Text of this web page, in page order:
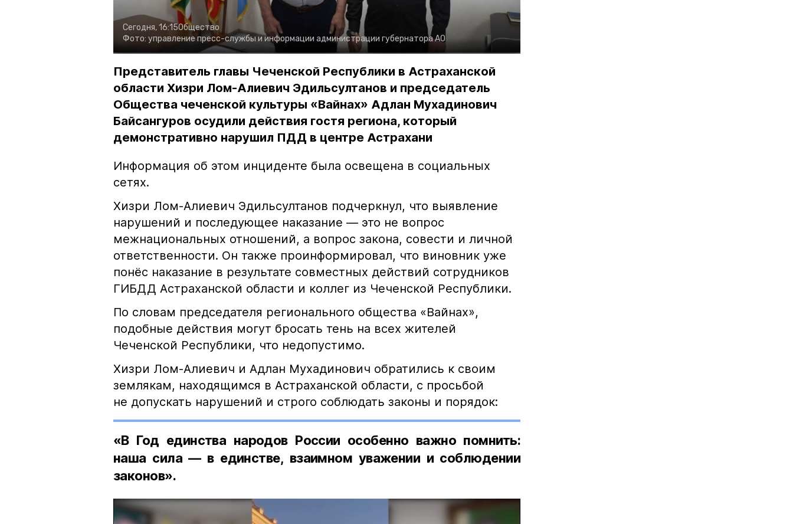
Сегодня, 16:15Общество
Фото: управление пресс-службы и информации администрации губернатора АО
Представитель главы Чеченской Республики в Астраханской
области Хизри Лом-Алиевич Эдильсултанов и председатель
Общества чеченской культуры «Вайнах» Адлан Мухадинович
Байсангуров осудили действия гостя региона, который
демонстративно нарушил ПДД в центре Астрахани
Информация об этом инциденте была освещена в социальных
сетях.
Хизри Лом-Алиевич Эдильсултанов подчеркнул, что выявление
нарушений и последующее наказание — это не вопрос
межнациональных отношений, а вопрос закона, совести и личной
ответственности. Он также проинформировал, что виновник уже
понёс наказание в результате совместных действий сотрудников
ГИБДД Астраханской области и коллег из Чеченской Республики.
По словам председателя регионального общества «Вайнах»,
подобные действия могут бросать тень на всех жителей
Чеченской Республики, что недопустимо.
Хизри Лом-Алиевич и Адлан Мухадинович обратились к своим
землякам, находящимся в Астраханской области, с просьбой
не допускать нарушений и строго соблюдать законы и порядок:
«В Год единства народов России особенно важно помнить:
наша сила — в единстве, взаимном уважении и соблюдении
законов».